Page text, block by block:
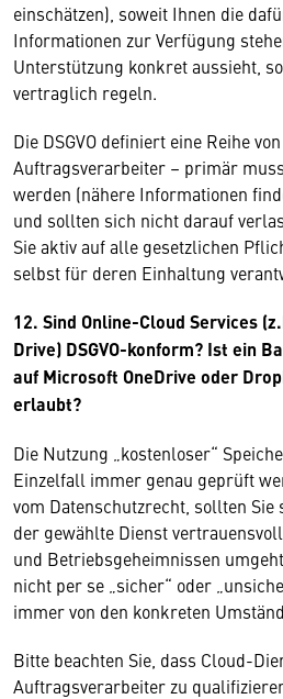
einschätzen), soweit Ihnen die
Informationen zur Verfügung
Unterstützung konkret aussieht,
vertraglich regeln.
Die DSGVO definiert eine Reihe
Auftragsverarbeiter – primär
werden (nähere Informationen
und sollten sich nicht darauf
Sie aktiv auf alle gesetzlichen
selbst für deren Einhaltung
12. Sind Online-Cloud Services
Drive) DSGVO-konform? Ist ein
auf Microsoft OneDrive oder
erlaubt?
Die Nutzung „kostenloser“
Einzelfall immer genau geprüft
vom Datenschutzrecht, sollten Sie
der gewählte Dienst
und Betriebsgeheimnissen
nicht per se „sicher“ oder
immer von den konkreten
Bitte beachten Sie, dass Cloud-
Auftragsverarbeiter zu